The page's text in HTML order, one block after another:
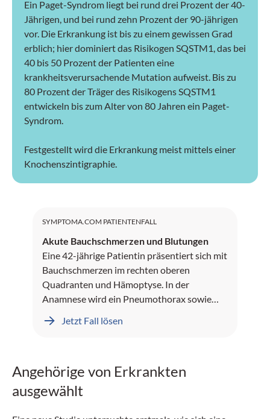
Ein Paget-Syndrom liegt bei rund drei Prozent der 40-
Jährigen, und bei rund zehn Prozent der 90-jährigen
vor. Die Erkrankung ist bis zu einem gewissen Grad
erblich; hier dominiert das Risikogen SQSTM1, das bei
40 bis 50 Prozent der Patienten eine
krankheitsverursachende Mutation aufweist. Bis zu
80 Prozent der Träger des Risikogens SQSTM1
entwickeln bis zum Alter von 80 Jahren ein Paget-
Syndrom.
Festgestellt wird die Erkrankung meist mittels einer
Knochenszintigraphie.
SYMPTOMA.COM PATIENTENFALL
Akute Bauchschmerzen und Blutungen
Eine 42-jährige Patientin präsentiert sich mit
Bauchschmerzen im rechten oberen
Quadranten und Hämoptyse. In der
Anamnese wird ein Pneumothorax sowie
Jetzt Fall lösen
Angehörige von Erkrankten
ausgewählt